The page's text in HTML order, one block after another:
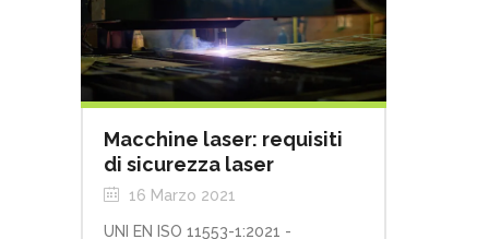
Macchine laser: requisiti
di sicurezza laser
16 Marzo 2021
UNI EN ISO 11553-1:2021 -